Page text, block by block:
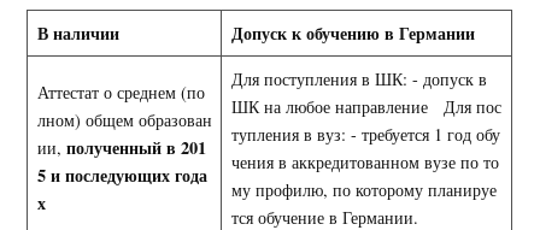
В наличии Допуск к обучению в Германии
Аттестат о среднем (по
лном) общем образован
ии, полученный в 201
5 и последующих года
х
Для поступления в ШК: - допуск в
ШК на любое направление Для пос
тупления в вуз: - требуется 1 год обу
чения в аккредитованном вузе по то
му профилю, по которому планируе
тся обучение в Германии.